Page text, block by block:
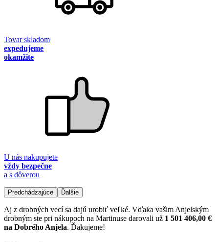
Tovar skladom
expedujeme
okamžite
U nás nakupujete
vždy bezpečne
a s dôverou
Predchádzajúce Ďalšie
Aj z drobných vecí sa dajú urobiť veľké. Vďaka vašim Anjelským
drobným ste pri nákupoch na Martinuse darovali už 1 501 406,00 €
na Dobrého Anjela. Ďakujeme!